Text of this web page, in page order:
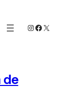
Instagram
X
de